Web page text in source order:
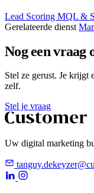
Lead Scoring MQL &
Gerelateerde dienst
Nog een vraag
Stel ze gerust. Je krijgt
zelf.
Stel je vraag
Uw digital marketing